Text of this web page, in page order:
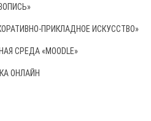
ПРИКЛАДНОЕ ИСКУССТВО»
СРЕДА «MOODLE»
ОНЛАЙН